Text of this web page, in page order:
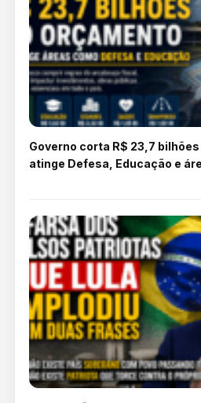
Governo corta R$ 23,7
atinge Defesa, Educação e